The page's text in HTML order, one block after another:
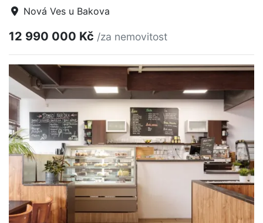
Nová Ves u Bakova
12 990 000 Kč /za nemovitost